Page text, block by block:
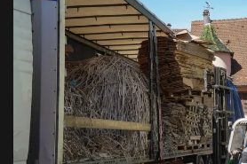
VOIR EN GRAND